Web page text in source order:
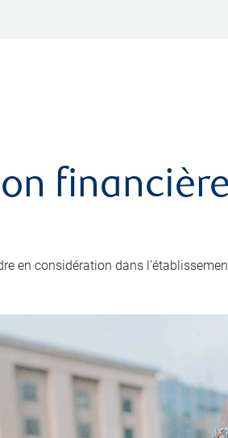
en considération dans